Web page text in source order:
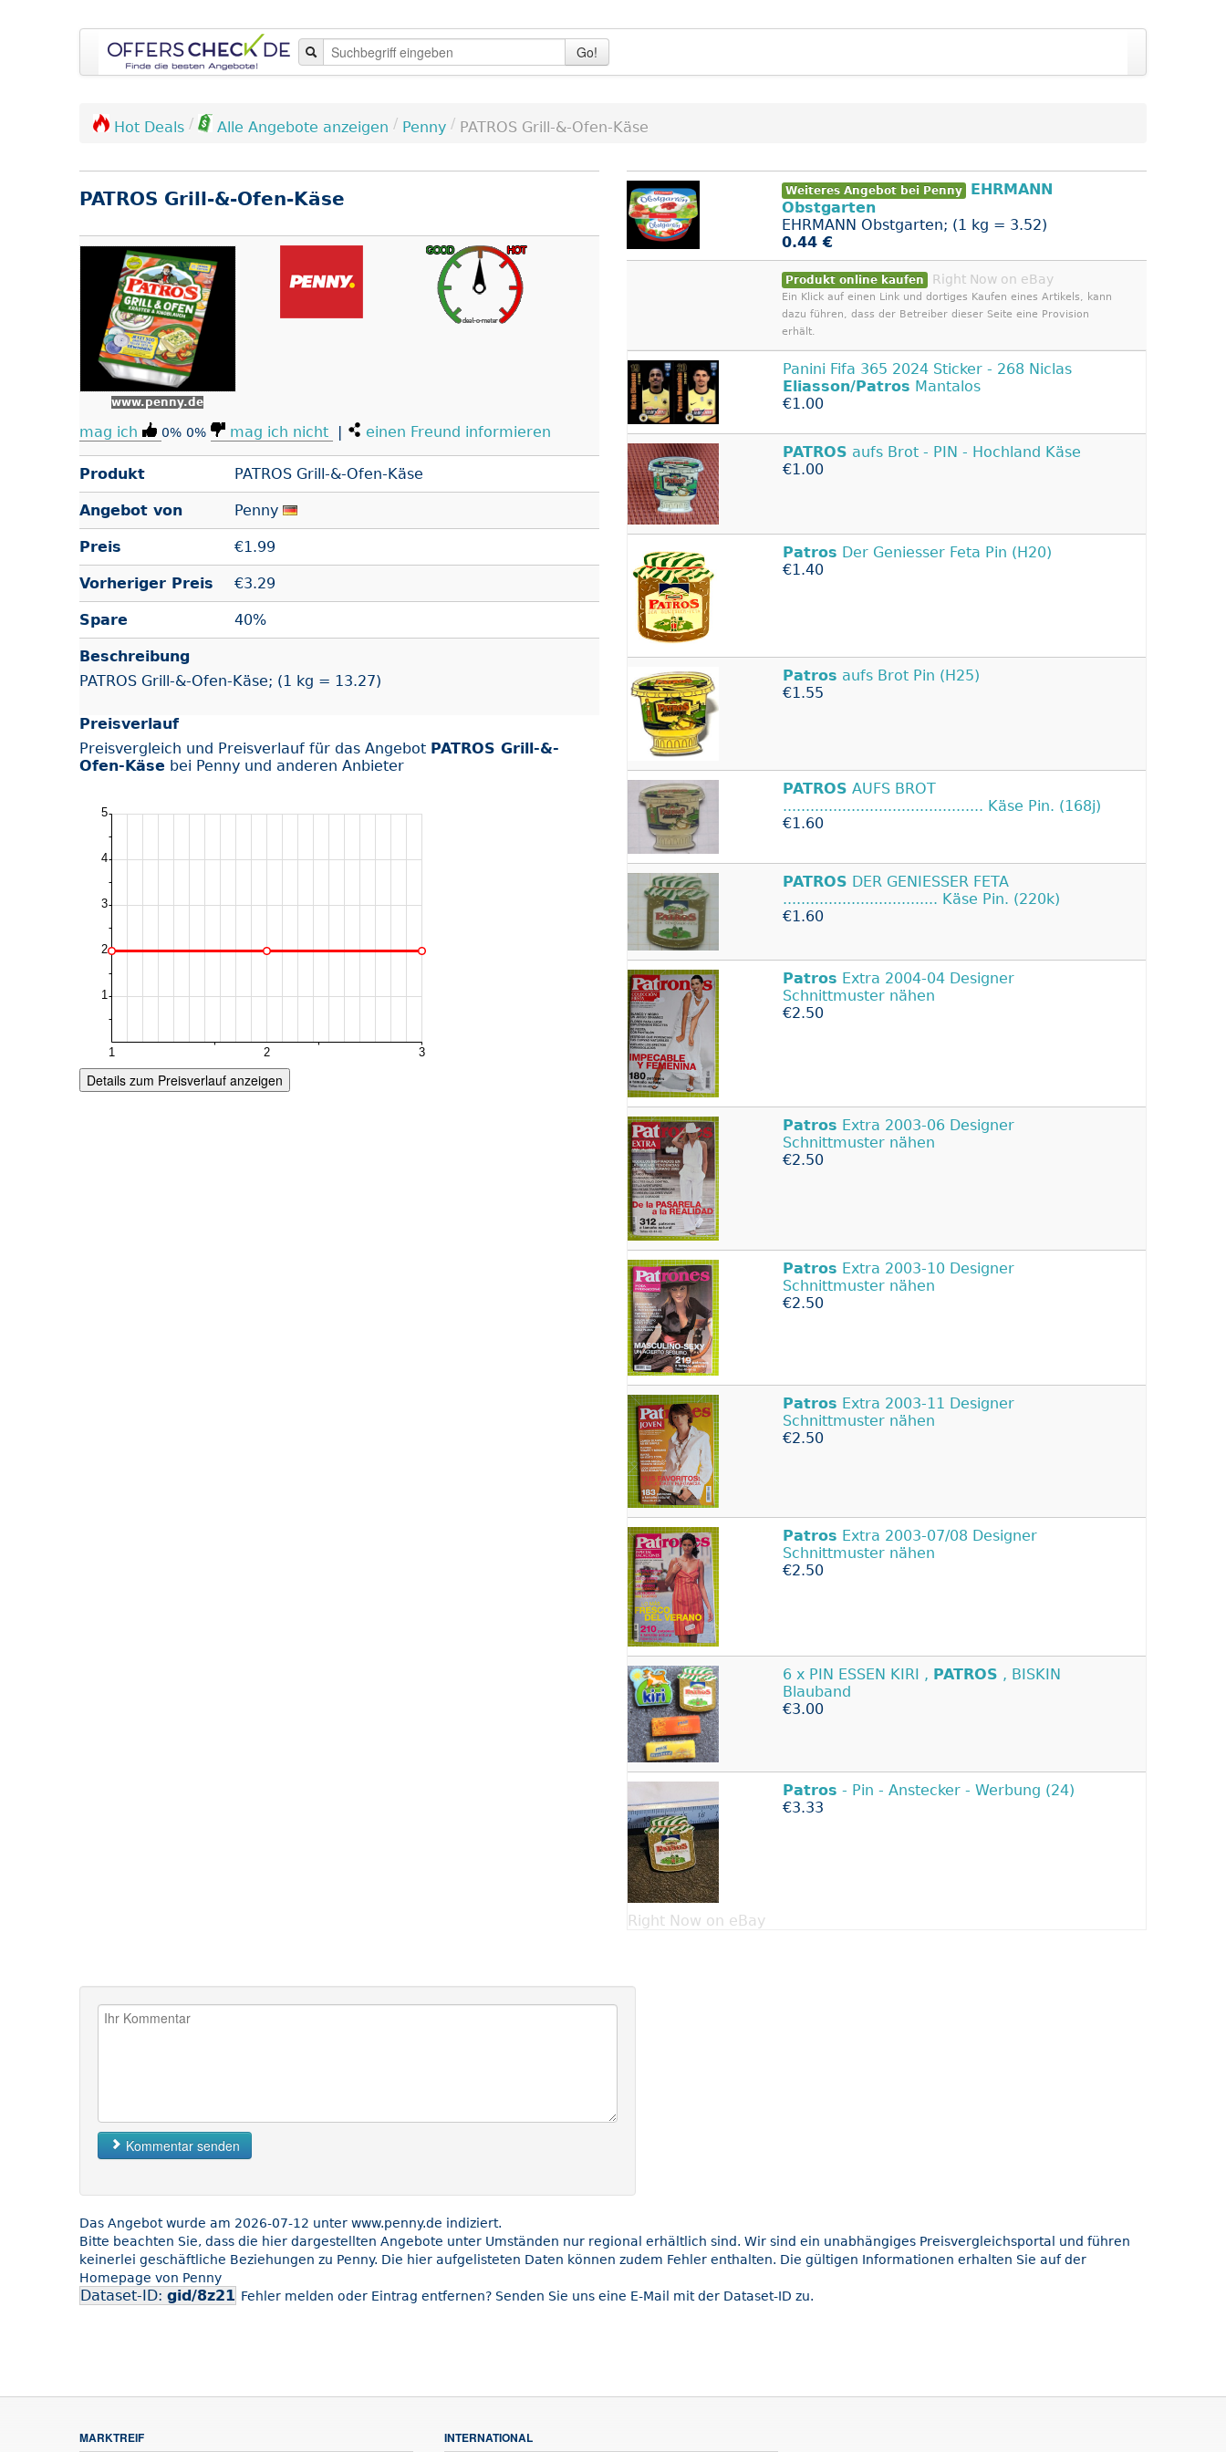
Go!
Hot Deals / Alle Angebote anzeigen / Penny / PATROS Grill-&-Ofen-Käse
PATROS Grill-&-Ofen-Käse
www.penny.de
mag ich 0% 0% mag ich nicht einen Freund informieren
Produkt PATROS Grill-&-Ofen-Käse
Angebot von Penny
Preis €1.99
Vorheriger Preis €3.29
Spare 40%
Beschreibung
PATROS Grill-&-Ofen-Käse; (1 kg = 13.27)
Preisverlauf
Preisvergleich und Preisverlauf für das Angebot PATROS Grill-&-
Ofen-Käse bei Penny und anderen Anbieter
Details zum Preisverlauf anzeigen
Weiteres Angebot bei Penny
EHRMANN
Obstgarten
EHRMANN Obstgarten; (1 kg = 3.52)
0.44 €
Produkt online kaufen Right Now on eBay
Ein Klick auf einen Link und dortiges Kaufen eines Artikels, kann
dazu führen, dass der Betreiber dieser Seite eine Provision
erhält.
Panini Fifa 365 2024 Sticker - 268 Niclas
Eliasson/Patros Mantalos
€1.00
PATROS aufs Brot - PIN - Hochland Käse
€1.00
Patros Der Geniesser Feta Pin (H20)
€1.40
Patros aufs Brot Pin (H25)
€1.55
PATROS AUFS BROT
............................................ Käse Pin. (168j)
€1.60
PATROS DER GENIESSER FETA
.................................. Käse Pin. (220k)
€1.60
Patros Extra 2004-04 Designer
Schnittmuster nähen
€2.50
Patros Extra 2003-06 Designer
Schnittmuster nähen
€2.50
Patros Extra 2003-10 Designer
Schnittmuster nähen
€2.50
Patros Extra 2003-11 Designer
Schnittmuster nähen
€2.50
Patros Extra 2003-07/08 Designer
Schnittmuster nähen
€2.50
6 x PIN ESSEN KIRI , PATROS , BISKIN
Blauband
€3.00
Patros - Pin - Anstecker - Werbung (24)
€3.33
Right Now on eBay
Kommentar senden
Das Angebot wurde am 2026-07-12 unter www.penny.de indiziert.
Bitte beachten Sie, dass die hier dargestellten Angebote unter Umständen nur regional erhältlich sind. Wir sind ein unabhängiges Preisvergleichsportal und führen
keinerlei geschäftliche Beziehungen zu Penny. Die hier aufgelisteten Daten können zudem Fehler enthalten. Die gültigen Informationen erhalten Sie auf der
Homepage von Penny
Dataset-ID: gid/8z21 Fehler melden oder Eintrag entfernen? Senden Sie uns eine E-Mail mit der Dataset-ID zu.
MARKTREIF INTERNATIONAL